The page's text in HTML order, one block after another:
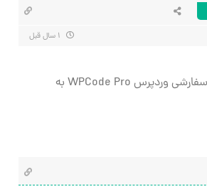
افزونه قطعه کدهای سفارشی وردپرس WPCode Pro به